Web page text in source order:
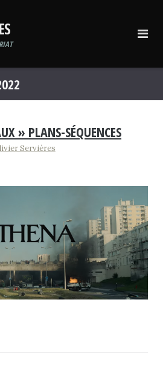
» PLANS-SÉQUENCES
Servières